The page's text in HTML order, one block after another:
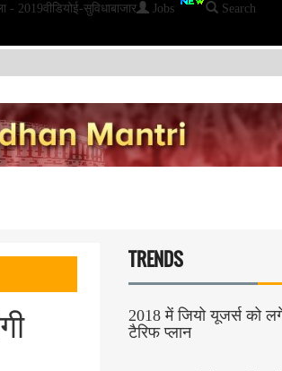
- 2019वीडियोई-सुविधाबाजार Jobs Search
TRENDS
2018 में जियो यूजर्स को
टैरिफ प्लान